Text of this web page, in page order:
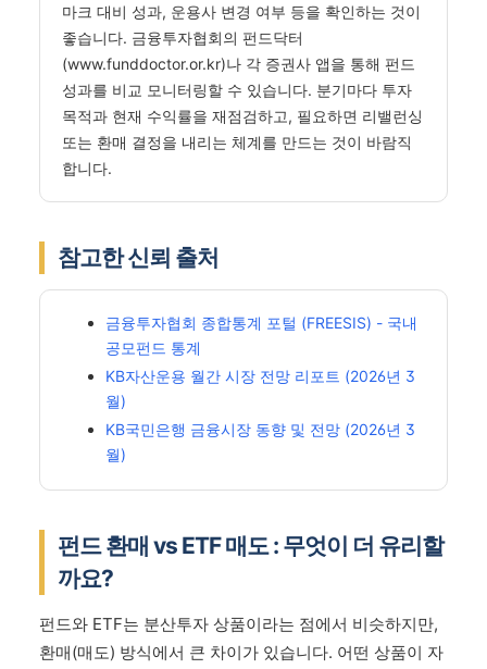
마크 대비 성과, 운용사 변경 여부 등을 확인하는 것이
좋습니다. 금융투자협회의 펀드닥터
(www.funddoctor.or.kr)나 각 증권사 앱을 통해 펀드
성과를 비교 모니터링할 수 있습니다. 분기마다 투자
목적과 현재 수익률을 재점검하고, 필요하면 리밸런싱
또는 환매 결정을 내리는 체계를 만드는 것이 바람직
합니다.
참고한 신뢰 출처
금융투자협회 종합통계 포털 (FREESIS) - 국내
공모펀드 통계
KB자산운용 월간 시장 전망 리포트 (2026년 3
월)
KB국민은행 금융시장 동향 및 전망 (2026년 3
월)
펀드 환매 vs ETF 매도 : 무엇이 더 유리할
까요?
펀드와 ETF는 분산투자 상품이라는 점에서 비슷하지만,
환매(매도) 방식에서 큰 차이가 있습니다. 어떤 상품이 자